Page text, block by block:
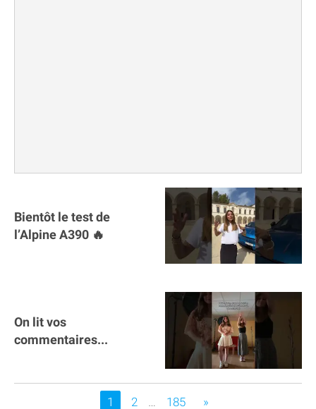
Bientôt le test de
l’Alpine A390 🔥
On lit vos
commentaires...
Vous êtes sur la page
1 2 … 185 »